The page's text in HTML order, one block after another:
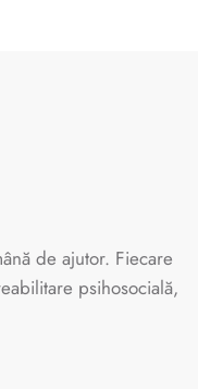
de ajutor. Fiecare
psihosocială,